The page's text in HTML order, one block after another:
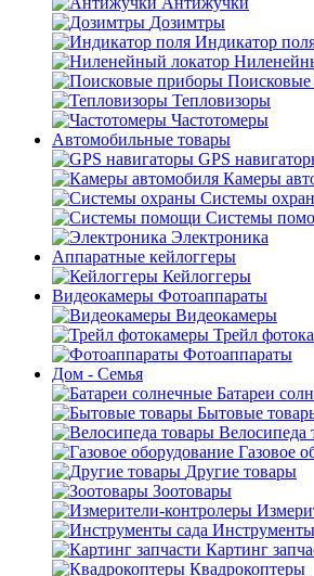
Дозимтры
Индикатор
Тепловизоры
Частотомеры
Автомобильные товары
GPS
Камеры
Системы
Системы
Электроника
Аппаратные кейлоггеры
Кейлоггеры
Видеокамеры Фотоаппараты
Видеокамеры
Трейл
Фотоаппараты
Дом - Семья
Батареи
Бытовые
Велосипеда
Газовое
Другие товары
Зоотовары
Инструменты
Картинг
Квадрокоптеры